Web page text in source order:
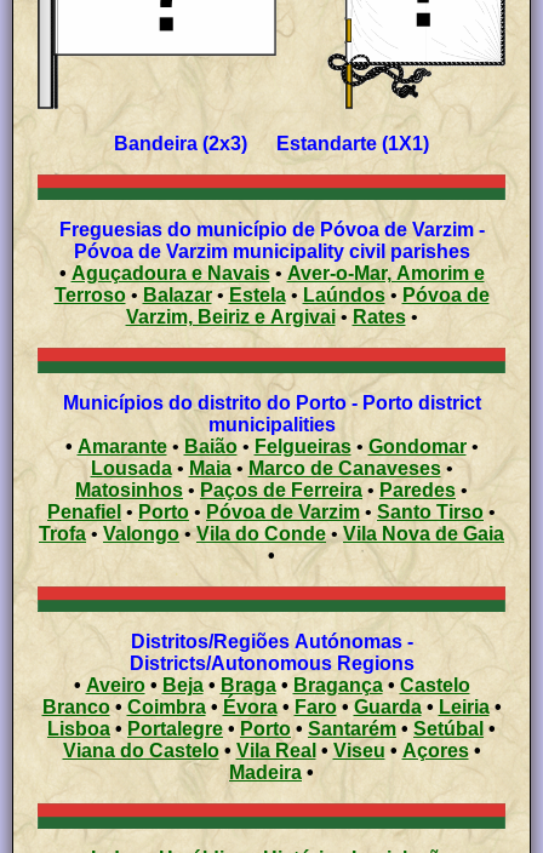
Bandeira (2x3) Estandarte (1X1)
Freguesias do município de Póvoa de Varzim -
Póvoa de Varzim municipality civil parishes
• Aguçadoura e Navais• Aver-o-Mar, Amorim e
Terroso• Balazar•Estela• Laúndos• Póvoa de
Varzim, Beiriz e Argivai• Rates•
Municípios do distrito do Porto - Porto district
municipalities
• Amarante• Baião• Felgueiras• Gondomar•
Lousada• Maia• Marco de Canaveses•
Matosinhos • Paços de Ferreira • Paredes •
Penafiel • Porto • Póvoa de Varzim • Santo Tirso •
Trofa • Valongo• Vila do Conde•Vila Nova de Gaia
•
Distritos/Regiões Autónomas -
Districts/Autonomous Regions
•Aveiro• Beja• Braga• Bragança• Castelo
Branco• Coimbra• Évora• Faro•Guarda• Leiria•
Lisboa •Portalegre • Porto • Santarém • Setúbal •
Viana do Castelo• Vila Real • Viseu • Açores •
Madeira •